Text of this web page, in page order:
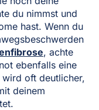
du nimmst und
hast. Wenn du
, achte
ebenfalls eine
oft deutlicher,
deinem